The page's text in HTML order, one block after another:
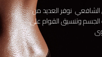
الشافعي نوفرالعديد من
وتنسيق القوام على